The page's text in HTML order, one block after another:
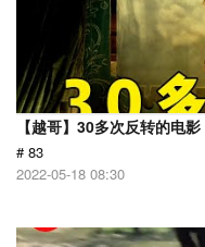
【越哥】30多次反转的电
# 83
2022-05-18 08:30